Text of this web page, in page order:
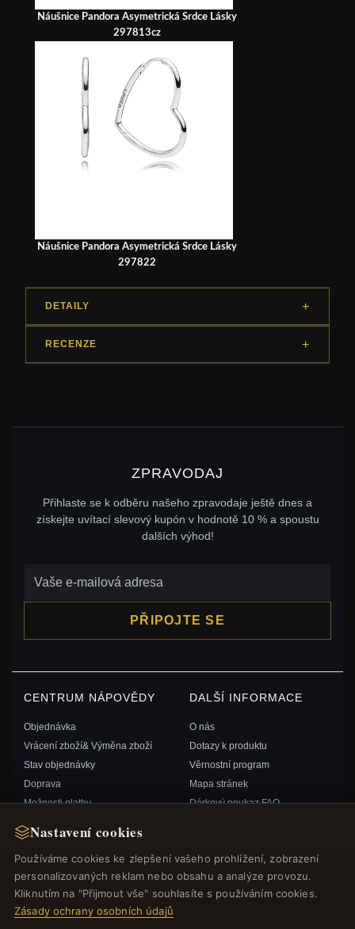
Nastavení cookies
Používáme cookies ke zlepšení vašeho prohlížení, zobrazení
personalizovaných reklam nebo obsahu a analýze provozu.
Kliknutím na "Přijmout vše" souhlasíte s používáním cookies.
Zásady ochrany osobních údajů
Náušnice Pandora Asymetrická Srdce Lásky
297813cz
Náušnice Pandora Asymetrická Srdce Lásky
297822
DETAILY
RECENZE
ZPRAVODAJ
Přihlaste se k odběru našeho zpravodaje ještě dnes a
získejte uvítací slevový kupón v hodnotě 10 % a spoustu
dalších výhod!
PŘIPOJTE SE
CENTRUM NÁPOVĚDY
Objednávka
Vrácení zboží& Výměna zboží
Stav objednávky
Doprava
Možnosti platby
Kontaktujte nás
DALŠÍ INFORMACE
O nás
Dotazy k produktu
Věrnostní program
Mapa stránek
Dárkový poukaz FAQ
RYCHLÉ ODKAZY
Nové produkty
SLEDUJTE NÁS